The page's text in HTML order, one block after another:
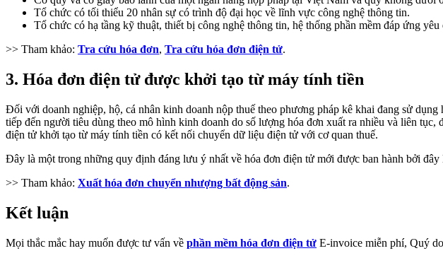
Tổ chức có tối thiểu 20 nhân sự có trình độ đại học về lĩnh vực công nghệ thông tin.
Tổ chức có hạ tầng kỹ thuật, thiết bị công nghệ thông tin, hệ thống phần mềm đáp ứng
>> Tham khảo: Tra cứu hóa đơn, Tra cứu hóa đơn điện tử.
3. Hóa đơn điện tử được khởi tạo từ máy tính tiền
Đối với doanh nghiệp, hộ, cá nhân kinh doanh nộp thuế theo phương pháp kê khai đang sử
tiếp đến người tiêu dùng theo mô hình kinh doanh do số lượng hóa đơn xuất ra nhiều và liên
điện tử khởi tạo từ máy tính tiền có kết nối chuyển dữ liệu điện tử với cơ quan thuế.
Đây là một trong những quy định đáng lưu ý nhất về hóa đơn điện tử mới được ban hành bởi
>> Tham khảo: Xuất hóa đơn chuyển nhượng bất động sản.
Kết luận
Mọi thắc mắc hay muốn được tư vấn về phần mềm hóa đơn điện tử E-invoice miễn phí, Quý